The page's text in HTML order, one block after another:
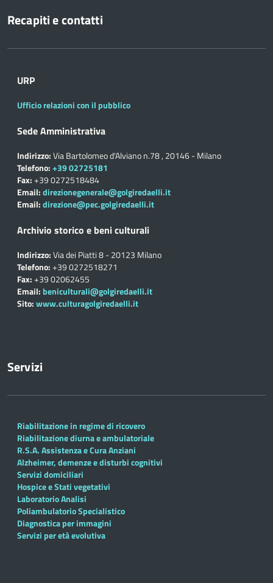
Recapiti e contatti
URP
Ufficio relazioni con il pubblico
Sede Amministrativa
Indirizzo:Via Bartolomeo d'Alviano n.78 , 20146 - Milano
Telefono:+39 02725181
Fax:+39 0272518484
Email:direzionegenerale@golgiredaelli.it
Email:direzione@pec.golgiredaelli.it
Archivio storico e beni culturali
Indirizzo:Via dei Piatti 8 - 20123 Milano
Telefono:+39 0272518271
Fax:+39 02062455
Email: beniculturali@golgiredaelli.it
Sito:www.culturagolgiredaelli.it
Servizi
Riabilitazione in regime di ricovero
Riabilitazione diurna e ambulatoriale
R.S.A. Assistenza e Cura Anziani
Alzheimer, demenze e disturbi cognitivi
Servizi domiciliari
Hospice e Stati vegetativi
Laboratorio Analisi
Poliambulatorio Specialistico
Diagnostica per immagini
Servizi per età evolutiva